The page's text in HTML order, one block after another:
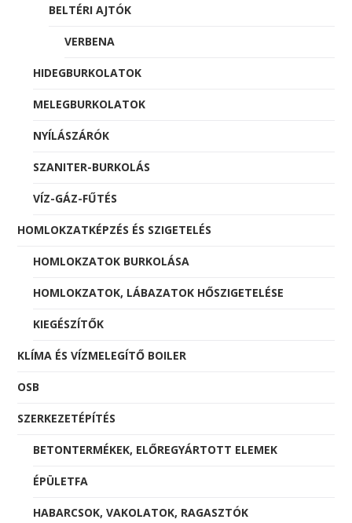
BELTÉRI AJTÓK
VERBENA
HIDEGBURKOLATOK
MELEGBURKOLATOK
NYÍLÁSZÁRÓK
SZANITER-BURKOLÁS
VÍZ-GÁZ-FŰTÉS
HOMLOKZATKÉPZÉS ÉS SZIGETELÉS
HOMLOKZATOK BURKOLÁSA
HOMLOKZATOK, LÁBAZATOK HŐSZIGETELÉSE
KIEGÉSZÍTŐK
KLÍMA ÉS VÍZMELEGÍTŐ BOILER
OSB
SZERKEZETÉPÍTÉS
BETONTERMÉKEK, ELŐREGYÁRTOTT ELEMEK
ÉPÜLETFA
HABARCSOK, VAKOLATOK, RAGASZTÓK